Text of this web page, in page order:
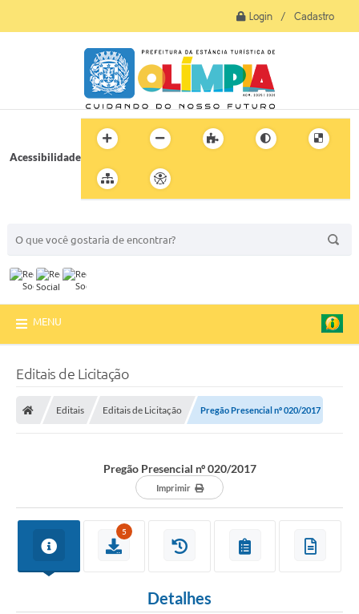
Login / Cadastro
Acessibilidade
MENU
Editais de Licitação
Editais Editais de Licitação Pregão Presencial nº 020/2017
Pregão Presencial nº 020/2017
Imprimir
5
Detalhes